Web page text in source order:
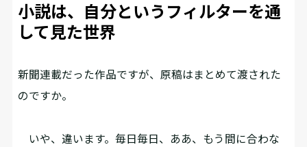
小説は、自分というフィルターを通
して見た世界
――新聞連載だった作品ですが、原稿はまとめて渡された
のですか。
いや、違います。毎日毎日、ああ、もう間に合わな